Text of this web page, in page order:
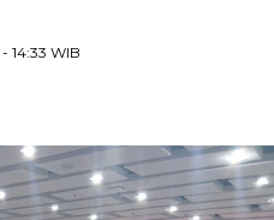
- 14:33 WIB